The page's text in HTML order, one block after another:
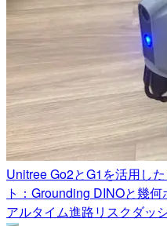
Unitree Go2とG1を活用し
ト：Grounding DINOと幾
アルタイム進路リスクダッ